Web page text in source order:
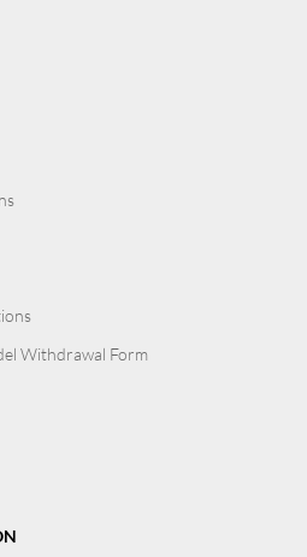
Withdrawal Form